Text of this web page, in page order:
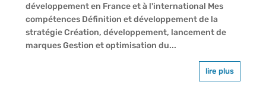
développement en France et à l'international Mes
compétences Définition et développement de la
stratégie Création, développement, lancement de
marques Gestion et optimisation du...
lire plus